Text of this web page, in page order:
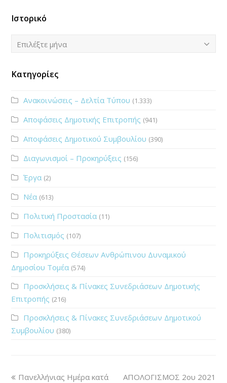
Ιστορικό
Ιστορικό
Επιλέξτε μήνα
Κατηγορίες
Ανακοινώσεις – Δελτία Τύπου (1.333)
Αποφάσεις Δημοτικής Επιτροπής (941)
Αποφάσεις Δημοτικού Συμβουλίου (390)
Διαγωνισμοί – Προκηρύξεις (156)
Έργα (2)
Νέα (613)
Πολιτική Προστασία (11)
Πολιτισμός (107)
Προκηρύξεις Θέσεων Ανθρώπινου Δυναμικού
Δημοσίου Τομέα (574)
Προσκλήσεις & Πίνακες Συνεδριάσεων Δημοτικής
Επιτροπής (216)
Προσκλήσεις & Πίνακες Συνεδριάσεων Δημοτικού
Συμβουλίου (380)
Πανελλήνιας Ημέρα κατά
ΑΠΟΛΟΓΙΣΜΟΣ 2ου 2021